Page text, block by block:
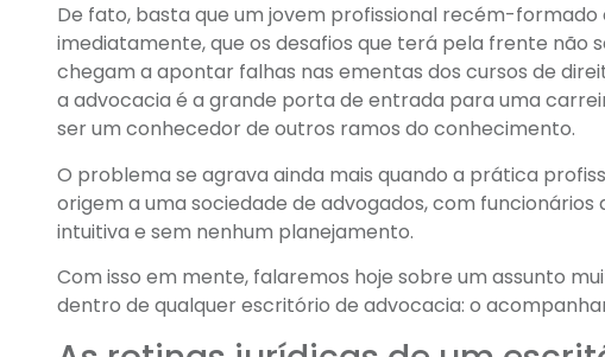
De fato, basta que um jovem profissional recém-
imediatamente, que os desafios que terá pela frente não
chegam a apontar falhas nas ementas dos cursos de
a advocacia é a grande porta de entrada para uma
ser um conhecedor de outros ramos do conhecimento.
O problema se agrava ainda mais quando a prática
origem a uma sociedade de advogados, com
intuitiva e sem nenhum planejamento.
Com isso em mente, falaremos hoje sobre um assunto
dentro de qualquer escritório de advocacia: o